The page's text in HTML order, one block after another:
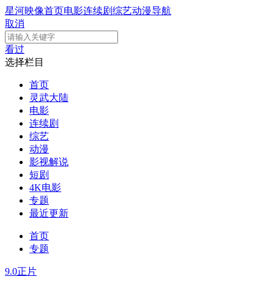
星河映像首页电影连续剧综艺动漫导航
取消
看过
选择栏目
首页
灵武大陆
电影
连续剧
综艺
动漫
影视解说
短剧
4K电影
专题
最近更新
首页
专题
9.0正片